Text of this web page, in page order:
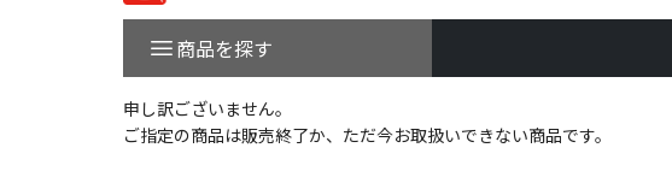
商品を探す
申し訳ございません。
ご指定の商品は販売終了か、ただ今お取扱いできない商品です。